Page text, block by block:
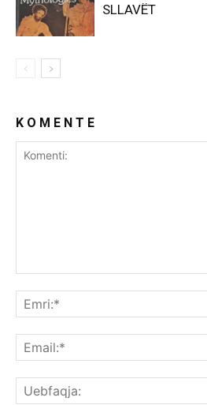
SLLAVËT
K O M E N T E